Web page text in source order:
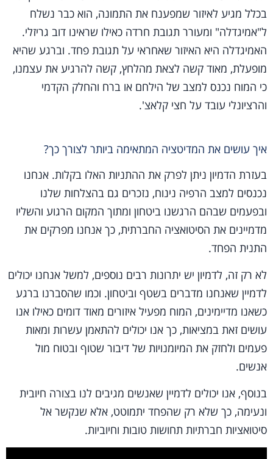
בכלל מגיע לאיזור שמפענח את התמונה, הוא כבר נשלח
ל"אמיגדלה" ומעורר תגובת חרדה כאילו שראינו דוב גריזלי.
האמיגדלה היא האיזור שאחראי על תגובת פחד. וברגע שהיא
מופעלת, מאוד קשה לצאת מהלחץ, קשה להרגיע את עצמנו,
כי המוח נכנס למצב של הילחם או ברח והחלק הקדמי
והרציונלי עובד על חצי קלאצ'.
איך עושים את המדיטציה המתאימה ביותר לצורך כך?
בעזרת הדמיון ניתן לפרק את ההתניות האלו בקלות. אנחנו
נכנסים למצב הרפיה נינוח, נזכרים גם בהצלחות שלנו
ובפעמים שבהם הרגשנו ביטחון ומתוך המקום הרגוע והשליו
מדמיינים את הסיטואציה החברתית, כך אנחנו מפרקים את
התנית הפחד.
לא רק זה, לדמיון יש יתרונות רבים נוספים, למשל אנחנו יכולים
לדמיין שאנחנו מדברים בשטף וביטחון. וכמו שהסברנו ברגע
כשאנו מדיימינים, המוח מפעיל איזורים מאוד דומים כאילו אנו
עושים זאת במציאות, כך אנו יכולים להתאמן עשרות ומאות
פעמים ולחזק את המיומנויות של דיבור שטוף ובטוח מול
אנשים.
בנוסף, אנו יכולים לדמיין שאנשים מגיבים לנו בצורה חיובית
ונעימה, כך שלא רק שהפחד יתמוטט, אלא שנקשר אל
סיטואציות חברתיות תחושות טובות וחיוביות.